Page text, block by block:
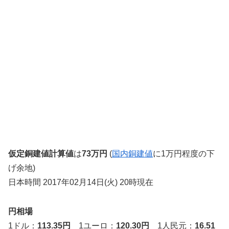
仮定銅建値計算値は73万円 (国内銅建値に1万円程度の下
げ余地)
日本時間 2017年02月14日(火) 20時現在
円相場
1ドル： 113.35円 1ユーロ： 120.30円 1人民元： 16.51